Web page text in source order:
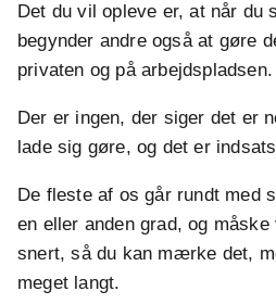
Det du vil opleve er, at når du
begynder andre også at gøre
privaten og på arbejdspladsen.
Der er ingen, der siger det er
lade sig gøre, og det er
De fleste af os går rundt med
en eller anden grad, og
snert, så du kan mærke det,
meget langt.